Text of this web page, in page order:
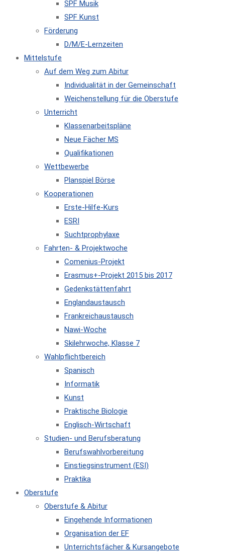
SPF Musik
SPF Kunst
Förderung
D/M/E-Lernzeiten
Mittelstufe
Auf dem Weg zum Abitur
Individualität in der Gemeinschaft
Weichenstellung für die Oberstufe
Unterricht
Klassenarbeitspläne
Neue Fächer MS
Qualifikationen
Wettbewerbe
Planspiel Börse
Kooperationen
Erste-Hilfe-Kurs
ESRI
Suchtprophylaxe
Fahrten- & Projektwoche
Comenius-Projekt
Erasmus+-Projekt 2015 bis 2017
Gedenkstättenfahrt
Englandaustausch
Frankreichaustausch
Nawi-Woche
Skilehrwoche, Klasse 7
Wahlpflichtbereich
Spanisch
Informatik
Kunst
Praktische Biologie
Englisch-Wirtschaft
Studien- und Berufsberatung
Berufswahlvorbereitung
Einstiegsinstrument (ESI)
Praktika
Oberstufe
Oberstufe & Abitur
Eingehende Informationen
Organisation der EF
Unterrichtsfächer & Kursangebote